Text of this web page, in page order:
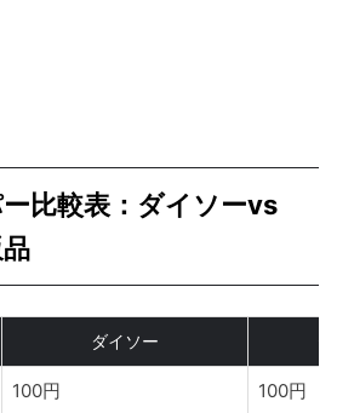
比較表：ダイソーvs
ダイソー
100円 100円